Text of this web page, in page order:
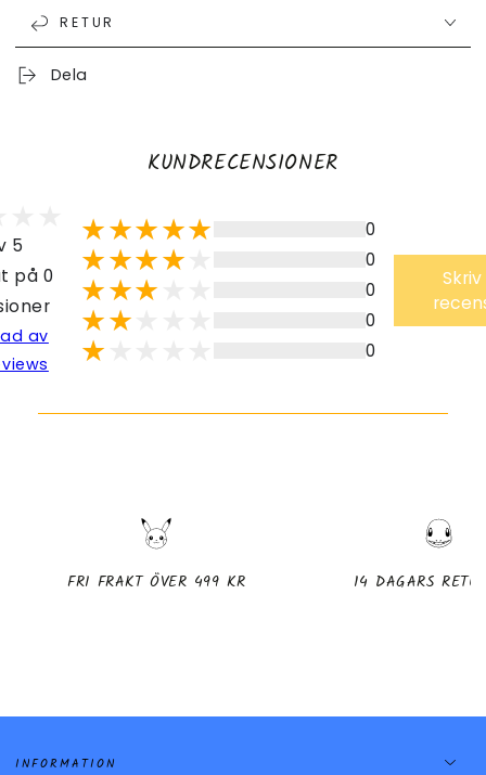
RETUR
Dela
KUNDRECENSIONER
5
på 0
av
0
0
0
0
0
FRI FRAKT ÖVER 499 KR 14 DAGARS
INFORMATION